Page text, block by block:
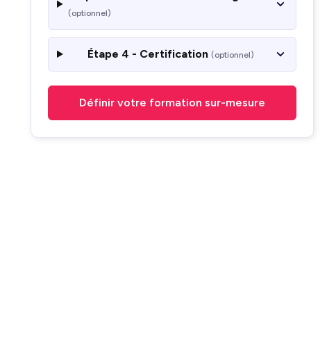
(optionnel)
Étape 4 - Certification (optionnel)
Définir votre formation sur-mesure